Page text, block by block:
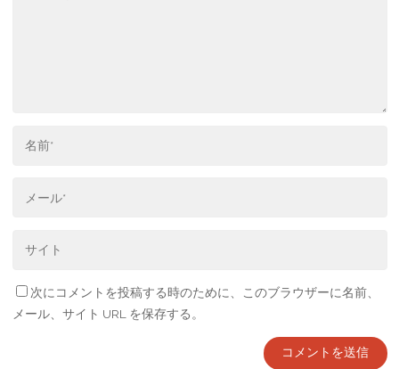
次にコメントを投稿する時のために、このブラウザーに名前、
メール、サイト URL を保存する。